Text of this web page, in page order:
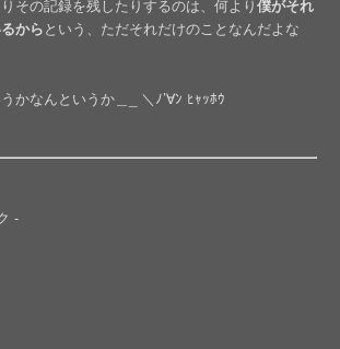
その記録を残したりするのは、何より僕がそれ
からという、ただそれだけのことなんだよな
かなんというか＿_ ＼ﾉ’∀ﾝ ﾋｬｯﾎｳ
-